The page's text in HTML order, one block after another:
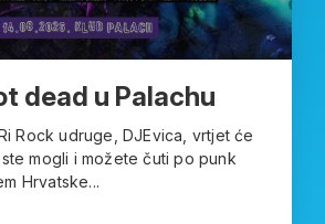
dead u Palachu
Rock udruge, DJEvica, vrtjet će
mogli i možete čuti po punk
Hrvatske...